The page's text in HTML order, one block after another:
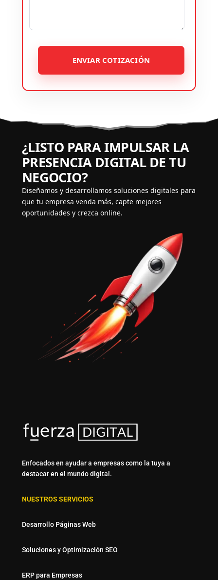
ENVIAR COTIZACIÓN
¿LISTO PARA IMPULSAR LA
PRESENCIA DIGITAL DE TU
NEGOCIO?
Diseñamos y desarrollamos soluciones digitales para
que tu empresa venda más, capte mejores
oportunidades y crezca online.
Enfocados en ayudar a empresas como la tuya a
destacar en el mundo digital.
NUESTROS SERVICIOS
Desarrollo Páginas Web
Soluciones y Optimización SEO
ERP para Empresas